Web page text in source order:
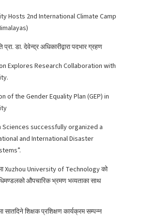
Hosts 2nd International Climate Camp
डा. देवेन्द्र अधिकारीद्वारा पदभार ग्रहण
Explores Research Collaboration with
of the Gender Equality Plan (GEP) in
Sciences successfully organized a
and International Disaster
Xuzhou University of Technology को
औपचारिक भ्रमण भव्यताका साथ
सातदिने शिक्षक प्रशिक्षण कार्यक्रम सम्पन्न